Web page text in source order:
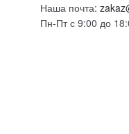
Наша почта:
Пн-Пт с 9:00 до